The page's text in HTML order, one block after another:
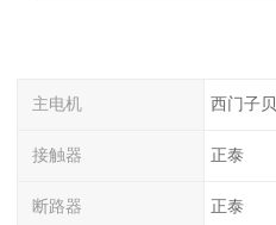
主电机 西门子
接触器 正泰
断路器 正泰